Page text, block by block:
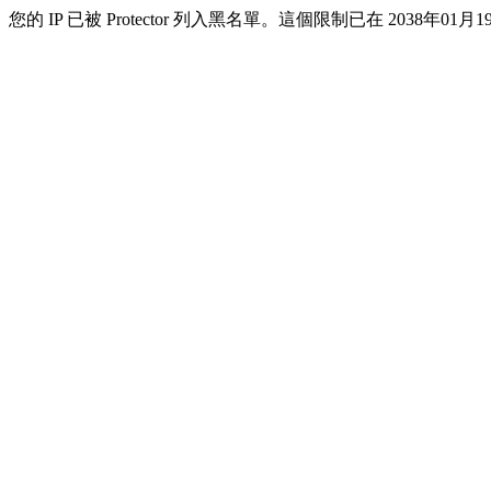
您的 IP 已被 Protector 列入黑名單。這個限制已在 2038年01月